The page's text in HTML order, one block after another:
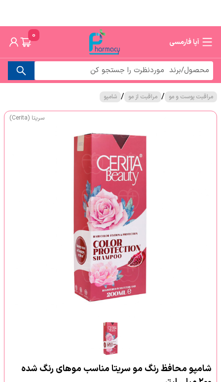
آپا فارمسی
0
مراقبت پوست و مو / مراقبت از مو / شامپو
سریتا (Cerita)
شامپو محافظ رنگ مو سریتا مناسب موهای رنگ شده